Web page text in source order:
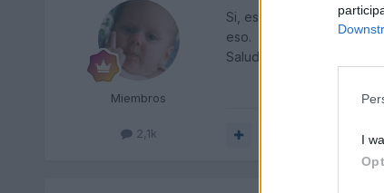
I
Miembros
2,1k
Si, es probable que al
eso.
Saludos